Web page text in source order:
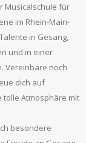
Musicalschule für
im Rhein-Main-
in Gesang,
und in einer
Vereinbare noch
dich auf
Atmosphäre mit
besondere